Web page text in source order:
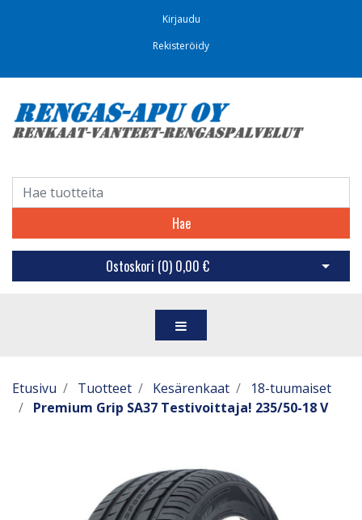
Kirjaudu
Rekisteröidy
Hae
Ostoskori (0) 0,00 € Avaa
Etusivu Tuotteet Kesärenkaat
18-tuumaiset
Premium Grip SA37 Testivoittaja! 235/50-18 V